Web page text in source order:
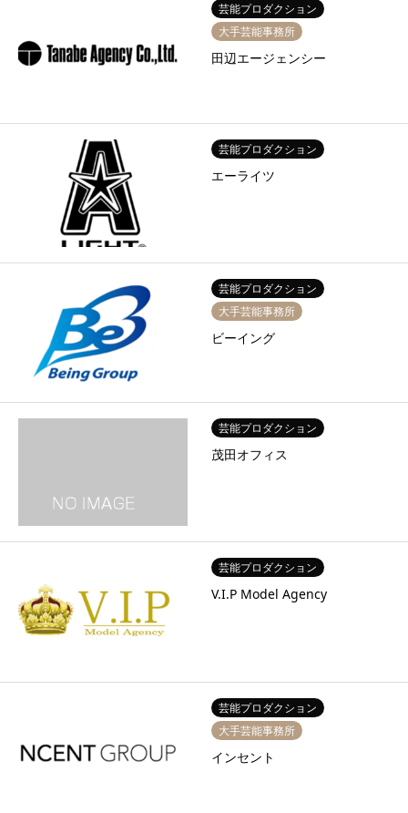
芸能プロダクション
大手芸能事務所
田辺エージェンシー
芸能プロダクション
エーライツ
芸能プロダクション
大手芸能事務所
ビーイング
芸能プロダクション
茂田オフィス
芸能プロダクション
V.I.P Model Agency
芸能プロダクション
大手芸能事務所
インセント